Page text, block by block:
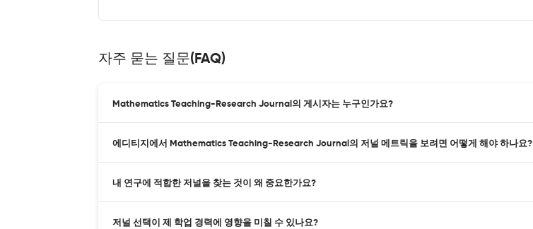
자주 묻는 질문(FAQ)
Mathematics Teaching-Research Journal의 게시자는 누구인가요?
에디티지에서 Mathematics Teaching-Research Journal의 저널 메트릭을 보려면 어떻게 해야 하나요?
내 연구에 적합한 저널을 찾는 것이 왜 중요한가요?
저널 선택이 제 학업 경력에 영향을 미칠 수 있나요?